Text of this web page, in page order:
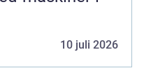
10 juli 2026